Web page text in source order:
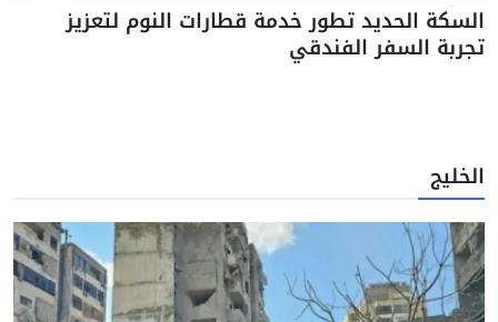
السكة الحديد تطور خدمة قطارات النوم لتعزيز
تجربة السفر الفندقي
الخليج